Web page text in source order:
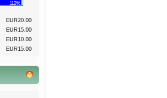
112%
EUR20.00
EUR15.00
EUR10.00
EUR15.00